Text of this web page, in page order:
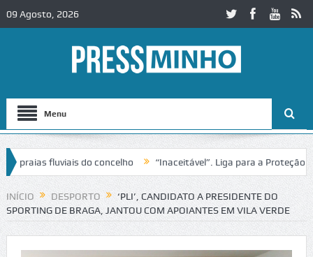
09 Agosto, 2026
Menu
fluviais do concelho “Inaceitável”. Liga para a Proteção da
trânsito no IC2 em Alcobaça Igreja do Castelo de Cerveira
INÍCIO DESPORTO
‘PLI’, CANDIDATO A PRESIDENTE DO
SPORTING DE BRAGA, JANTOU COM APOIANTES EM VILA VERDE